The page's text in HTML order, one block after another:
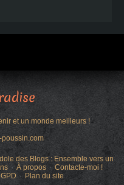
et un monde meilleurs !
des Blogs : Ensemble vers un
À propos
Contacte-moi !
Plan du site